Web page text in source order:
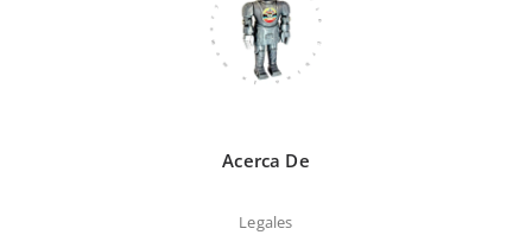
Acerca De
Legales